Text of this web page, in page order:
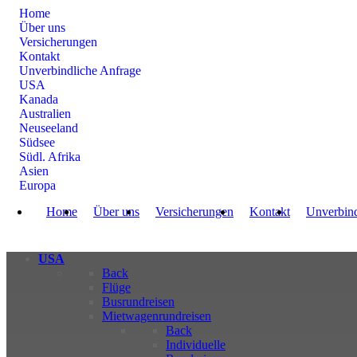
Home
Über uns
Versicherungen
Kontakt
Unverbindliche Anfrage
USA
Kanada
Australien
Neuseeland
Südsee
Südl. Afrika
Asien
Europa
Home
Über uns Versicherungen Kontakt
USA
Back
Flüge
Busrundreisen
Mietwagenrundreisen
Back
Individuelle